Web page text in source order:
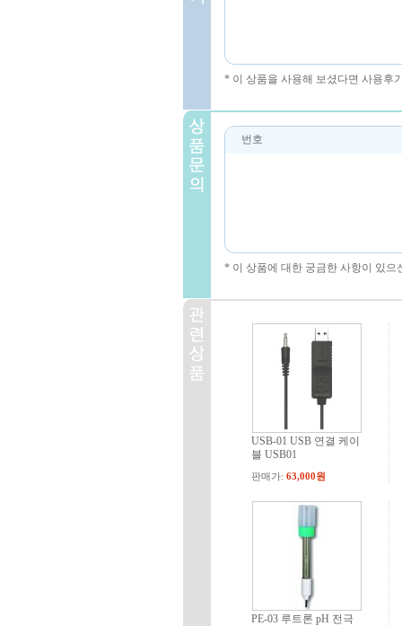
* 이 상품을 사용해 보셨다면 사용후
번호
* 이 상품에 대한 궁금한 사항이 있
USB-01 USB 연결 케이
블 USB01
판매가:63,000원
PE-03 루트론 pH 전극